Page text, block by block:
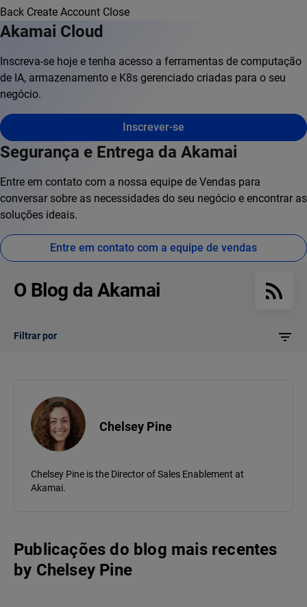
Back Create Account Close
Akamai Cloud
Inscreva-se hoje e tenha acesso a ferramentas de computação
de IA, armazenamento e K8s gerenciado criadas para o seu
negócio.
Inscrever-se
Segurança e Entrega da Akamai
Entre em contato com a nossa equipe de Vendas para
conversar sobre as necessidades do seu negócio e encontrar as
soluções ideais.
Entre em contato com a equipe de vendas
O Blog da Akamai
Filtrar por
Chelsey Pine
Chelsey Pine is the Director of Sales Enablement at
Akamai.
Publicações do blog mais recentes
by Chelsey Pine